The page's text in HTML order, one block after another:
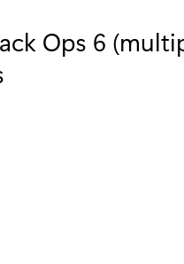
Ops 6